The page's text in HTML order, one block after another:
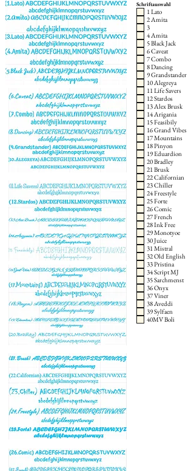
Schriftauswahl
1 Lato
2 Amita
3
4 Amita
5 Black Jack
6 Caveat
7 Combo
8 Dancing
9 Grandstander
10 Alegreya
11 Life Savers
12 Stardos
13 Alex Brusk
14 Arigania
15 Feasibily
16 Grand Vibes
17 Mountains
18 Pinyon
19 Eduardion
20 Bradley
21 Brusk
22 Californian
23 Chiller
24 Freestyle
25 Forte
26 Comic
27 French
28 Ink Free
29 Monotyoe
30 Juice
31 Mistral
32 Old English
33 Pristina
34 Script MJ
35 Sarchmenst
36 Onyx
37 Viner
38 Aveddi
39 Sylfaen
40MV Boli